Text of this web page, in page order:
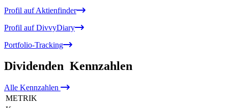
Profil auf Aktienfinder
Profil auf DivvyDiary
Portfolio-Tracking
Dividenden Kennzahlen
Alle Kennzahlen
METRIK